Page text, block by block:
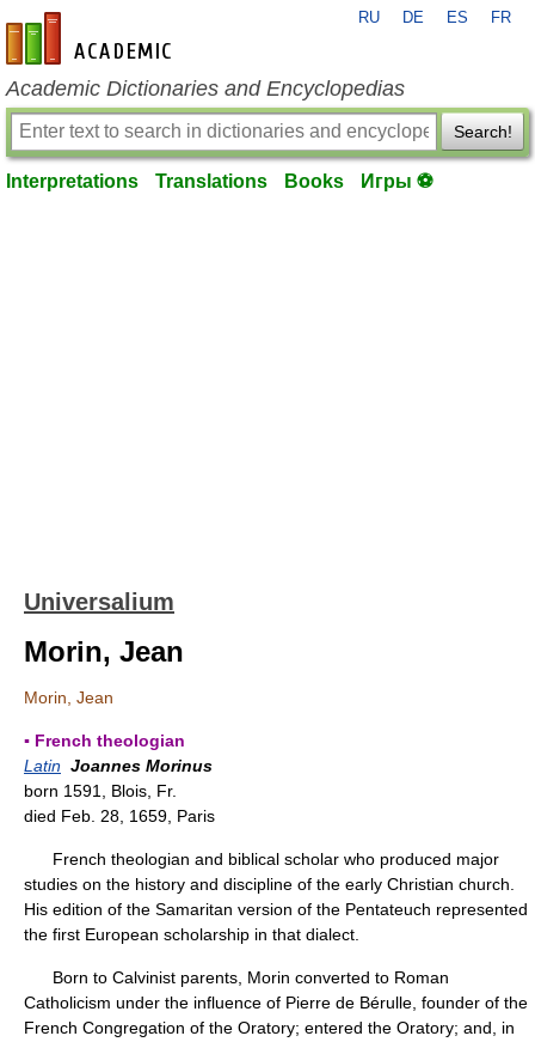
en-academic.com
RU DE ES FR
Academic Dictionaries and Encyclopedias
Search!
Interpretations Translations Books Игры ⚽
Universalium
Morin, Jean
Morin, Jean
▪ French theologian
Latin Joannes Morinus
born 1591, Blois, Fr.
died Feb. 28, 1659, Paris
French theologian and biblical scholar who produced major
studies on the history and discipline of the early Christian church.
His edition of the Samaritan version of the Pentateuch represented
the first European scholarship in that dialect.
Born to Calvinist parents, Morin converted to Roman
Catholicism under the influence of Pierre de Bérulle, founder of the
French Congregation of the Oratory; entered the Oratory; and, in